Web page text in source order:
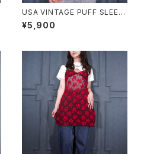
USA VINTAGE PUFF SLEEV
E DESIGN HALF SLEEVE SH
IRT/アメリカ古着パフスリーブ
¥5,900